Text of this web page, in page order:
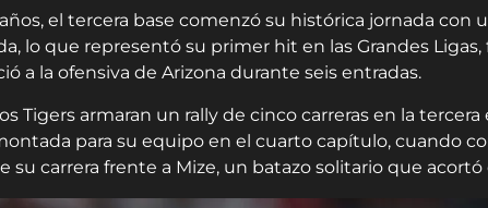
el tercera base comenzó su histórica jornada con
lo que representó su primer hit en las Grandes Ligas,
a la ofensiva de Arizona durante seis entradas.
Tigers armaran un rally de cinco carreras en la
para su equipo en el cuarto capítulo, cuando
su carrera frente a Mize, un batazo solitario que acortó